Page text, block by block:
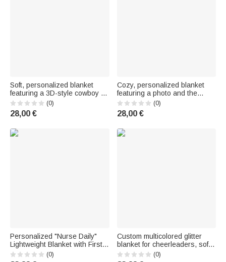
Soft, personalized blanket
featuring a 3D-style cowboy or
cowgirl character, with first
name – Home decor and
birthday gift for kids
(0)
28,00 €
Cozy, personalized blanket
featuring a photo and the
"Cactus" cartoon character,
with first name – Home decor
and birthday gift for little
(0)
28,00 €
Personalized "Nurse Daily"
Lightweight Blanket with First
Name – Home Decor –
Birthday Gift Honoring Nurses
(0)
Custom multicolored glitter
blanket for cheerleaders, soft
against the skin, with a first
name: the perfect gift for a
(0)